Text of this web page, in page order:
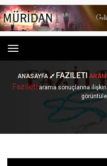
Menu
ANASAYFA FAZILETI
Faziletiarama sonuçlarına